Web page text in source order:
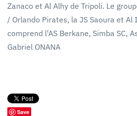
Zanaco et Al Alhy de Tripoli. Le
/ Orlando Pirates, la JS Saoura et Al
comprend l'AS Berkane, Simba SC,
Gabriel ONANA
Save